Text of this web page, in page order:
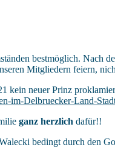
bestmöglich. Nach
Mitgliedern feiern,
kein neuer Prinz
im-Delbruecker-Land-
ganz herzlich dafür!!
bedingt durch den